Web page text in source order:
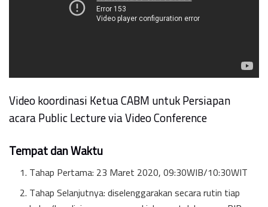
Video koordinasi Ketua CABM untuk Persiapan
acara Public Lecture via Video Conference
Tempat dan Waktu
Tahap Pertama: 23 Maret 2020, 09:30WIB/10:30WIT
Tahap Selanjutnya: diselenggarakan secara rutin tiap